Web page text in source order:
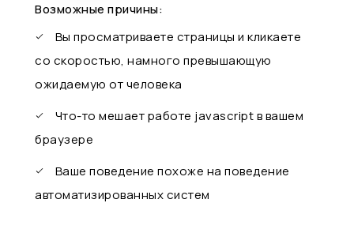
Возможные причины:
Вы просматриваете страницы и кликаете
со скоростью, намного превышающую
ожидаемую от человека
Что-то мешает работе javascript в вашем
браузере
Ваше поведение похоже на поведение
автоматизированных систем